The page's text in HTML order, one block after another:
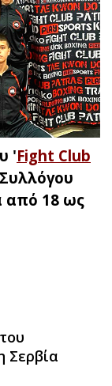
'Fight Club
από 18 ως
Σερβία